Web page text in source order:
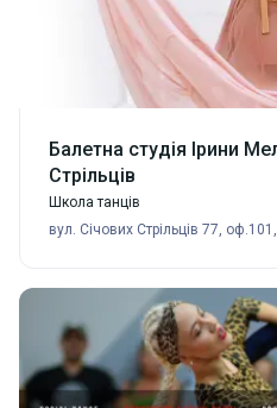
Балетна студія Ірини
Стрільців
Школа танців
вул. Січових Стрільців 77,